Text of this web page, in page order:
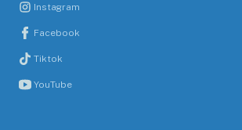
Instagram
Facebook
Tiktok
YouTube